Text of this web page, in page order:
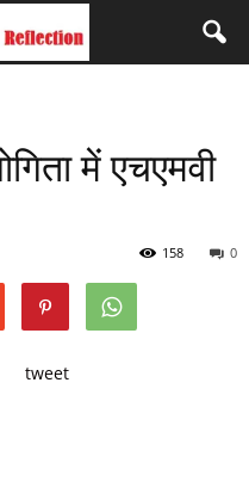
में एचएमवी
0
158
tweet